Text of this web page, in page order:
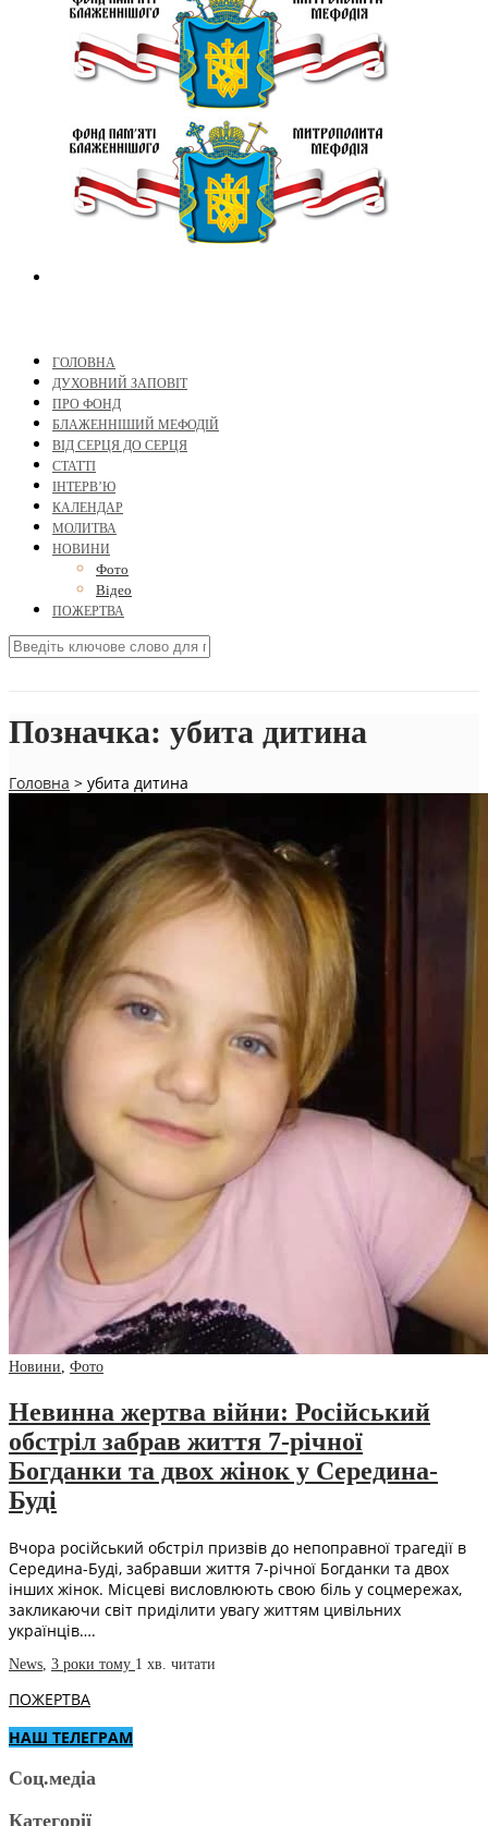
ГОЛОВНА
ДУХОВНИЙ ЗАПОВІТ
ПРО ФОНД
БЛАЖЕННІШИЙ МЕФОДІЙ
ВІД СЕРЦЯ ДО СЕРЦЯ
СТАТТІ
ІНТЕРВ’Ю
КАЛЕНДАР
МОЛИТВА
НОВИНИ
Фото
Відео
ПОЖЕРТВА
Позначка: убита дитина
Головна > убита дитина
Новини, Фото
Невинна жертва війни: Російський
обстріл забрав життя 7-річної
Богданки та двох жінок у Середина-
Буді
Вчора російський обстріл призвів до непоправної трагедії в
Середина-Буді, забравши життя 7-річної Богданки та двох
інших жінок. Місцеві висловлюють свою біль у соцмережах,
закликаючи світ приділити увагу життям цивільних
українців….
News, 3 роки тому 1 хв. читати
ПОЖЕРТВА
НАШ ТЕЛЕГРАМ
Соц.медіа
Категорії